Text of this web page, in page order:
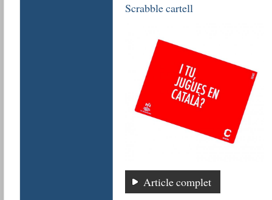
Scrabble cartell
Article complet